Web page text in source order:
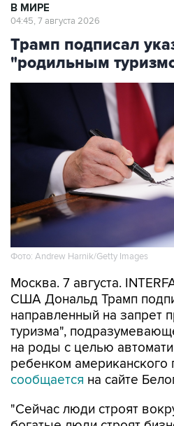
В МИРЕ
04:45, 7 августа 2026
Трамп подписал
"родильным
Фото: Andrew Harnik/Getty Images
Москва. 7 августа.
США Дональд Трамп
направленный на запрет
туризма",
на роды с целью
ребенком американского
сообщается на сайте
"Сейчас люди строят